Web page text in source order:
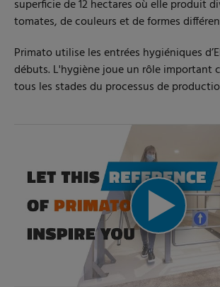
superficie de 12 hectares où elle produit
tomates, de couleurs et de formes
Primato utilise les entrées hygiéniques
débuts. L'hygiène joue un rôle important
tous les stades du processus de